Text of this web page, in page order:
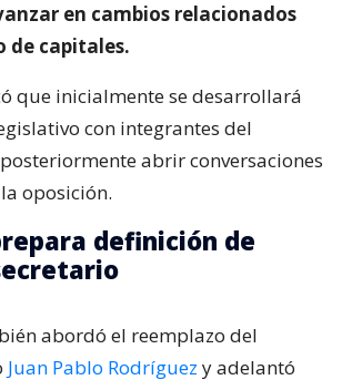
en cambios relacionados
de capitales.
que inicialmente se desarrollará
con integrantes del
abrir conversaciones
oposición.
definición de
abordó el reemplazo del
Juan Pablo Rodríguez y adelantó